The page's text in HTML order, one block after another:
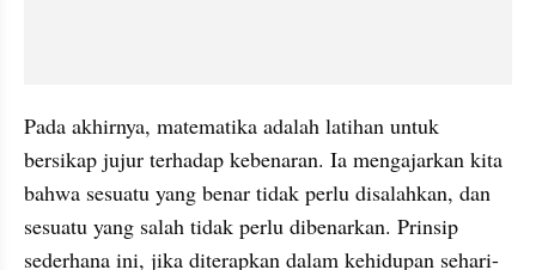
Pada akhirnya, matematika adalah latihan untuk
bersikap jujur terhadap kebenaran. Ia mengajarkan kita
bahwa sesuatu yang benar tidak perlu disalahkan, dan
sesuatu yang salah tidak perlu dibenarkan. Prinsip
sederhana ini, jika diterapkan dalam kehidupan sehari-